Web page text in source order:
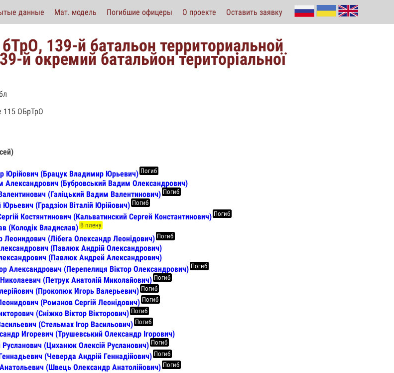
данные Мат. модель Погибшие офицеры О проекте Оставить заявку
139-й батальон территориальной
й окремий батальйон територіальної
115 ОБрТрО
Юрійович (Брацук Владимир Юрьевич) Погиб
Александрович (Бубровський Вадим Олександрович)
(Галіцький Вадим Валентинович) Погиб
(Градзіон Віталій Юрійович) Погиб
Костянтинович (Кальватинский Сергей Константинович) Погиб
(Колодік Владислав) В плену
Леонидович (Лібега Олександр Леонідович) Погиб
(Павлюк Андрій Олександрович)
(Павлюк Андрей Александрович)
Александрович (Перепелиця Віктор Олександрович) Погиб
(Петрук Анатолій Миколайович) Погиб
(Прокопюк Игорь Валерьевич) Погиб
(Романов Сергій Леонідович) Погиб
(Сніжко Віктор Вікторович) Погиб
(Стельмах Ігор Васильович) Погиб
Игоревич (Трушевський Олександр Ігорович)
(Циханюк Олексій Русланович) Погиб
(Чеверда Андрій Геннадійович) Погиб
(Швець Олександр Анатолійович) Погиб